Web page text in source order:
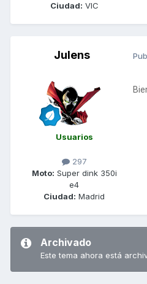
Ciudad: VIC
Julens
Usuarios
297
Moto: Super dink 350i
e4
Ciudad: Madrid
Archivado
Este tema ahora está